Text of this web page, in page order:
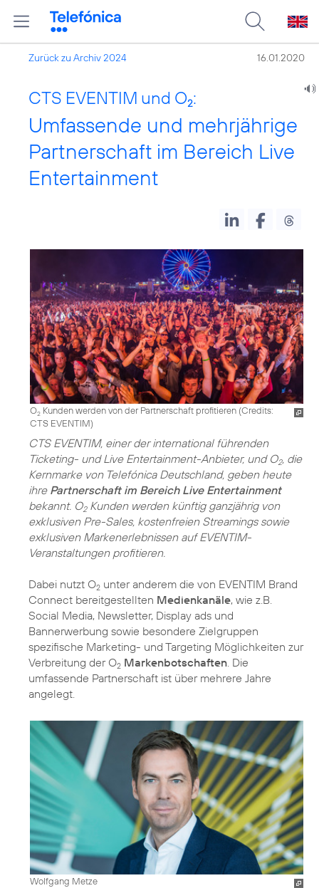
Zurück zu Archiv 2024 16.01.2020
CTS EVENTIM und O2:
Umfassende und mehrjährige
Partnerschaft im Bereich Live
Entertainment
O2 Kunden werden von der Partnerschaft profitieren (Credits:
CTS EVENTIM)
CTS EVENTIM, einer der international führenden
Ticketing- und Live Entertainment-Anbieter, und O2, die
Kernmarke von Telefónica Deutschland, geben heute
ihre Partnerschaft im Bereich Live Entertainment
bekannt. O2Kunden werden künftig ganzjährig von
exklusiven Pre-Sales, kostenfreien Streamings sowie
exklusiven Markenerlebnissen auf EVENTIM-
Veranstaltungen profitieren.
Dabei nutzt O2 unter anderem die von EVENTIM Brand
Connect bereitgestellten Medienkanäle, wie z.B.
Social Media, Newsletter, Display ads und
Bannerwerbung sowie besondere Zielgruppen
spezifische Marketing- und Targeting Möglichkeiten zur
Verbreitung der O2 Markenbotschaften . Die
umfassende Partnerschaft ist über mehrere Jahre
angelegt.
Wolfgang Metze